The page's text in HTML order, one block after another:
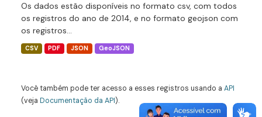
Os dados estão disponíveis no formato csv, com todos
os registros do ano de 2014, e no formato geojson com
os registros...
CSV PDF JSON GeoJSON
Você também pode ter acesso a esses registros usando a API
(veja Documentação da API).